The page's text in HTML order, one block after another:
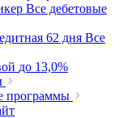
Все дебетовые
62 дня Все
до 13,0%
программы